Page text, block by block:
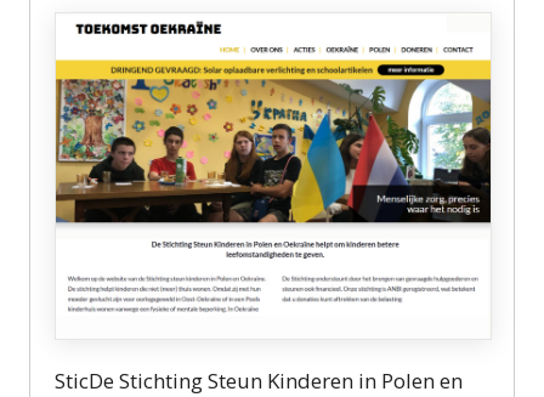
SticDe Stichting Steun Kinderen in Polen en